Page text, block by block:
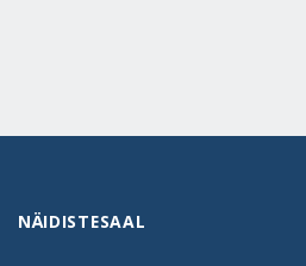
NÄIDISTESAAL